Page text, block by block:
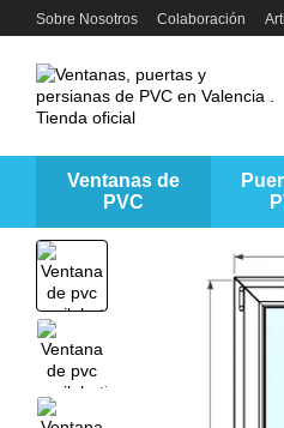
Перейти к основному контенту
Sobre Nosotros Colaboración
Ventanas de
PVC